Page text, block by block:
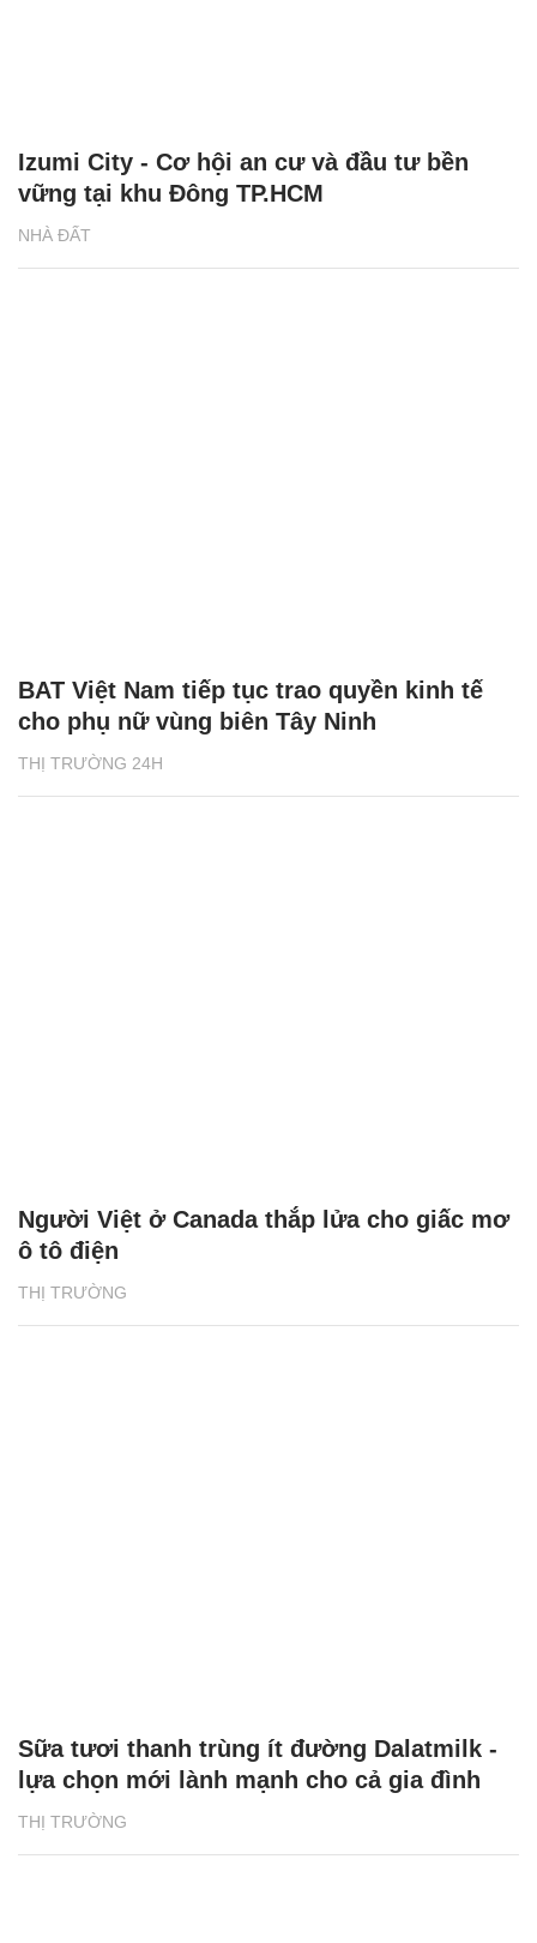
NHÀ ĐẤT
Izumi City - Cơ hội an cư và đầu tư bền
vững tại khu Đông TP.HCM
THỊ TRƯỜNG 24H
BAT Việt Nam tiếp tục trao quyền kinh tế
cho phụ nữ vùng biên Tây Ninh
THỊ TRƯỜNG
Người Việt ở Canada thắp lửa cho giấc mơ
ô tô điện
THỊ TRƯỜNG
Sữa tươi thanh trùng ít đường Dalatmilk -
lựa chọn mới lành mạnh cho cả gia đình